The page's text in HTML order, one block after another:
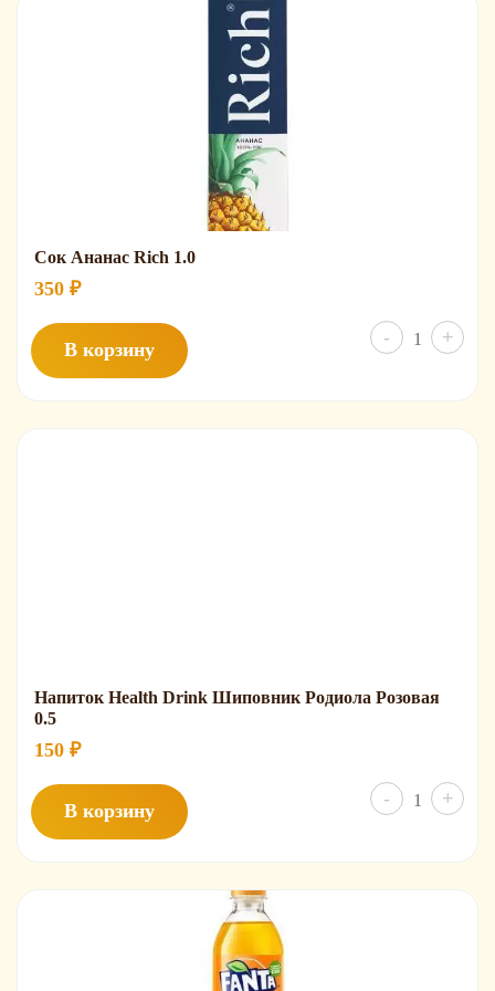
Сок Ананас Rich 1.0
350 ₽
- +
В корзину
Напиток Health Drink Шиповник Родиола Розовая
0.5
150 ₽
- +
В корзину